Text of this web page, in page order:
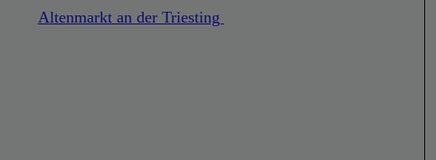
Altenmarkt an der Triesting